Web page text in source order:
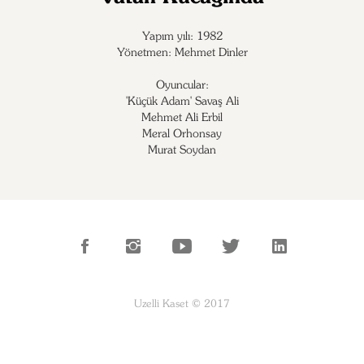
Yapım yılı: 1982
Yönetmen: Mehmet Dinler
Oyuncular:
'Küçük Adam' Savaş Ali
Mehmet Ali Erbil
Meral Orhonsay
Murat Soydan
Uzelli Kaset © 2017